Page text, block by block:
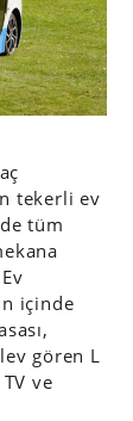
tekerli ev
tüm
içinde
gören L
ve